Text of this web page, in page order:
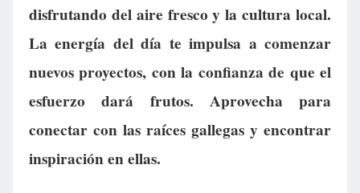
disfrutando del aire fresco y la cultura local.
La energía del día te impulsa a comenzar
nuevos proyectos, con la confianza de que el
esfuerzo dará frutos. Aprovecha para
conectar con las raíces gallegas y encontrar
inspiración en ellas.